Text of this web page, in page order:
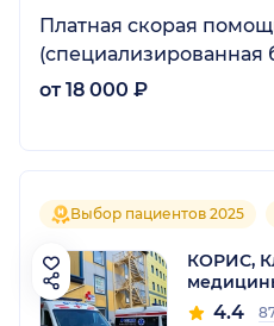
Платная скорая
(специализированная
от 18 000 ₽
Выбор пациентов 2025
КОРИС,
4.4